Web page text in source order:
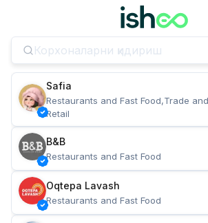
Safia
Restaurants and Fast Food,Trade and
Retail
B&B
Restaurants and Fast Food
Oqtepa Lavash
Restaurants and Fast Food